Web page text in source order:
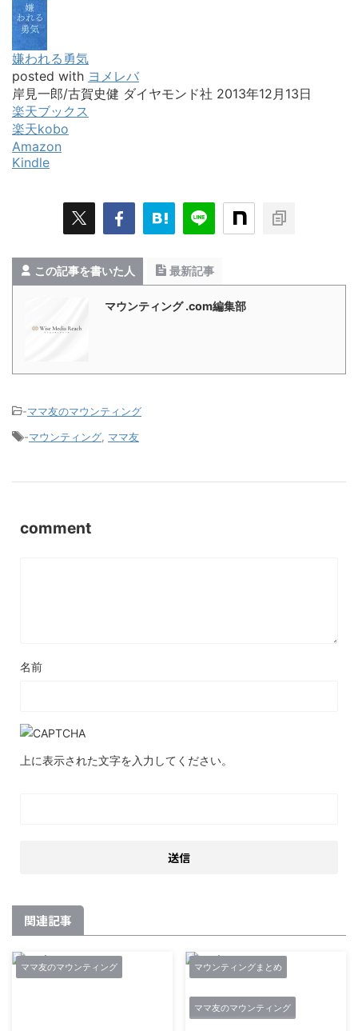
嫌われる勇気
posted with ヨメレバ
岸見一郎/古賀史健 ダイヤモンド社 2013年12月13日
楽天ブックス
楽天kobo
Amazon
Kindle
この記事を書いた人 最新記事
マウンティング .com編集部
-ママ友のマウンティング
-マウンティング ママ友
comment
名前
上に表示された文字を入力してください。
関連記事
ママ友のマウンティング マウンティングまとめ
ママ友のマウンティング